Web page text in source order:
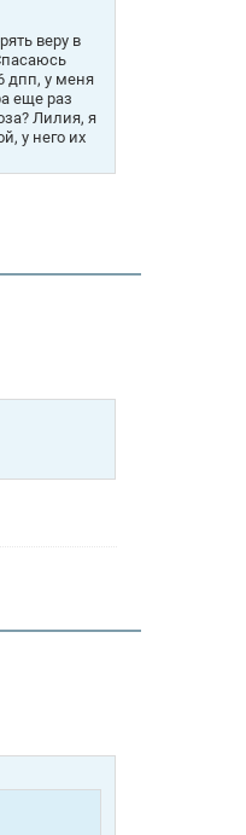
веру в
дпп, у меня
еще раз
Лилия, я
у него их